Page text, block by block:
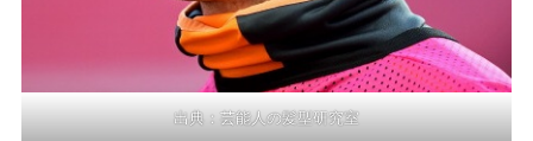
出典： 芸能人の髪型研究室